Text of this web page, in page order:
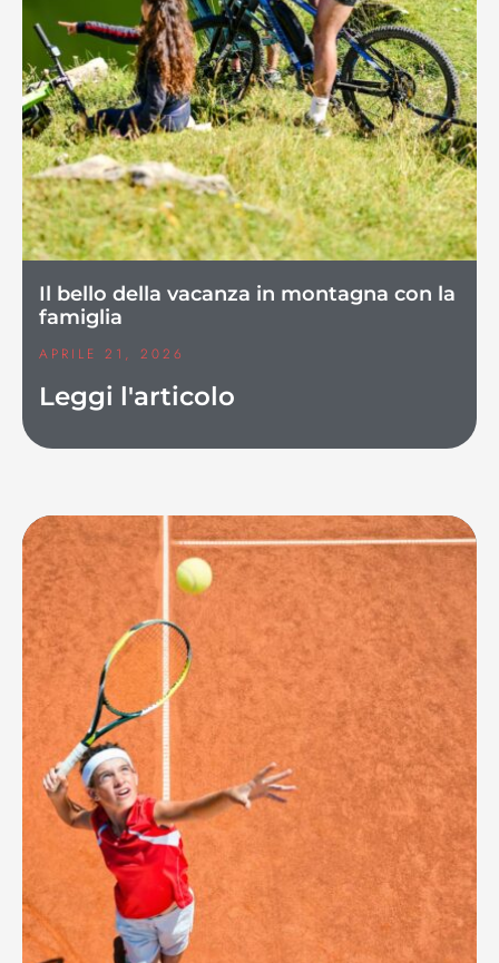
Il bello della vacanza in montagna con la
famiglia
APRILE 21, 2026
Leggi l'articolo